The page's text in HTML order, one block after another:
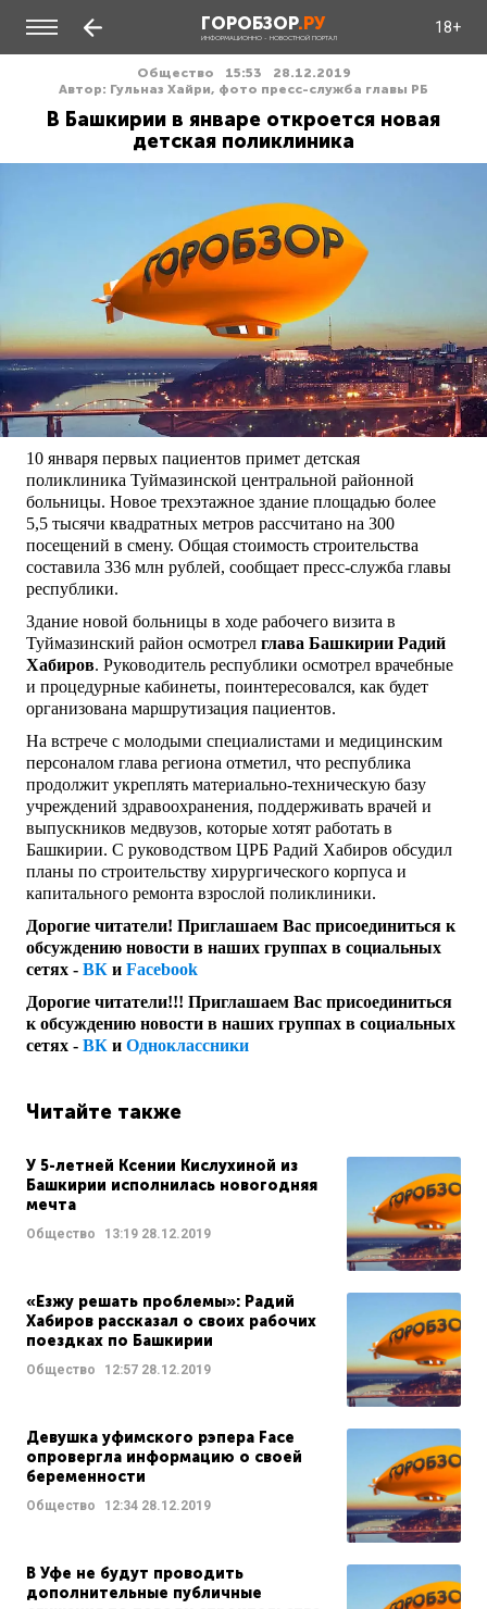
ГОРОБЗОР.РУ
ИНФОРМАЦИОННО - НОВОСТНОЙ ПОРТАЛ
18+
Общество 15:53
28.12.2019
Автор: Гульназ Хайри, фото пресс-служба главы РБ
В Башкирии в январе откроется новая
детская поликлиника
10 января первых пациентов примет детская
поликлиника Туймазинской центральной районной
больницы. Новое трехэтажное здание площадью более
5,5 тысячи квадратных метров рассчитано на 300
посещений в смену. Общая стоимость строительства
составила 336 млн рублей, сообщает пресс-служба главы
республики.
Здание новой больницы в ходе рабочего визита в
Туймазинский район осмотрел глава Башкирии Радий
Хабиров. Руководитель республики осмотрел врачебные
и процедурные кабинеты, поинтересовался, как будет
организована маршрутизация пациентов.
На встрече с молодыми специалистами и медицинским
персоналом глава региона отметил, что республика
продолжит укреплять материально-техническую базу
учреждений здравоохранения, поддерживать врачей и
выпускников медвузов, которые хотят работать в
Башкирии. С руководством ЦРБ Радий Хабиров обсудил
планы по строительству хирургического корпуса и
капитального ремонта взрослой поликлиники.
Дорогие читатели! Приглашаем Вас присоединиться к
обсуждению новости в наших группах в социальных
сетях - ВК и Facebook
Дорогие читатели!!! Приглашаем Вас присоединиться
к обсуждению новости в наших группах в социальных
сетях - ВК и Одноклассники
Читайте также
У 5-летней Ксении Кислухиной из
Башкирии исполнилась новогодняя
мечта
Общество 13:19 28.12.2019
«Езжу решать проблемы»: Радий
Хабиров рассказал о своих рабочих
поездках по Башкирии
Общество 12:57 28.12.2019
Девушка уфимского рэпера Face
опровергла информацию о своей
беременности
Общество 12:34 28.12.2019
В Уфе не будут проводить
дополнительные публичные